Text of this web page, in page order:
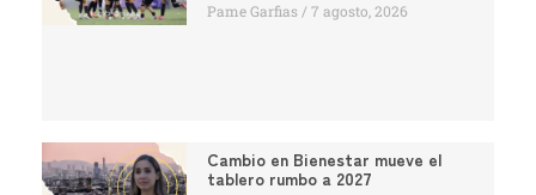
Pame Garfias 7 agosto, 2026
Cambio en Bienestar mueve el
tablero rumbo a 2027